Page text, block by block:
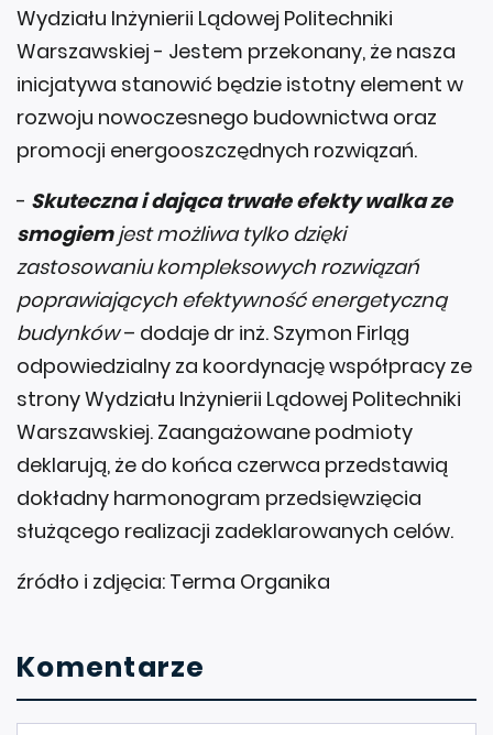
Wydziału Inżynierii Lądowej Politechniki
Warszawskiej - Jestem przekonany, że nasza
inicjatywa stanowić będzie istotny element w
rozwoju nowoczesnego budownictwa oraz
promocji energooszczędnych rozwiązań.
- Skuteczna i dająca trwałe efekty walka ze
smogiemjest możliwa tylko dzięki
zastosowaniu kompleksowych rozwiązań
poprawiających efektywność energetyczną
budynków– dodaje dr inż. Szymon Firląg
odpowiedzialny za koordynację współpracy ze
strony Wydziału Inżynierii Lądowej Politechniki
Warszawskiej. Zaangażowane podmioty
deklarują, że do końca czerwca przedstawią
dokładny harmonogram przedsięwzięcia
służącego realizacji zadeklarowanych celów.
źródło i zdjęcia: Terma Organika
Komentarze